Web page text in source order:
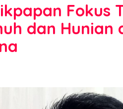
Fokus
Tangani
13
Kawasan
Rawan
Bencana
Fokus
dan Hunian